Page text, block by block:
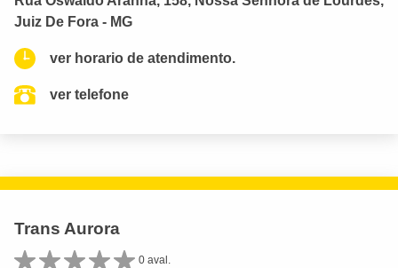
Juiz De Fora - MG
ver horario de atendimento.
ver telefone
Trans Aurora
0 aval.